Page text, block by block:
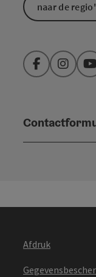
naar de
Facebook
Afdruk